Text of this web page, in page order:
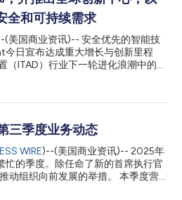
值回收及资产循环利用方面的业务高
Jörg Herbarth表示：“Tony的整个职
，而他所面对的正是我们帮助客户解
技术设备在供应链中实现高效流
价值。随着我们持续扩大全球运营布
超大规模云服务提供商的合作关系，
全和可持续需求
(美国商业资讯)-- 安全优先的智能技
日宣布达成重大增长与创新里程
（ITAD）行业下一轮进化浪潮中的领
为全球计算密集型企业提供智能化
已成为一项战略要务。人工智能驱
设施的生命周期，而NIST SP 800-
以及全球隐私框架的扩展，都提高
数据安全的期望。因此，ITAD已从后
管理、ESG战略以及财务优化的关键
三季度业务动态
WIRE)--(美国商业资讯)-- 2025年
的季度。除任命了新的首席执行官
动组织向前发展的举措。 本季度营